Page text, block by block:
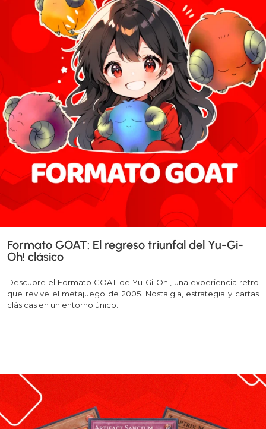
Formato GOAT: El regreso triunfal del Yu-Gi-
Oh! clásico
Descubre el Formato GOAT de Yu-Gi-Oh!, una experiencia retro
que revive el metajuego de 2005. Nostalgia, estrategia y cartas
clásicas en un entorno único.